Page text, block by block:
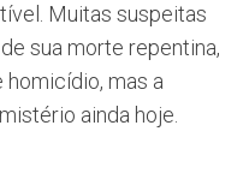
Muitas suspeitas
sua morte repentina,
mas a
ainda hoje.